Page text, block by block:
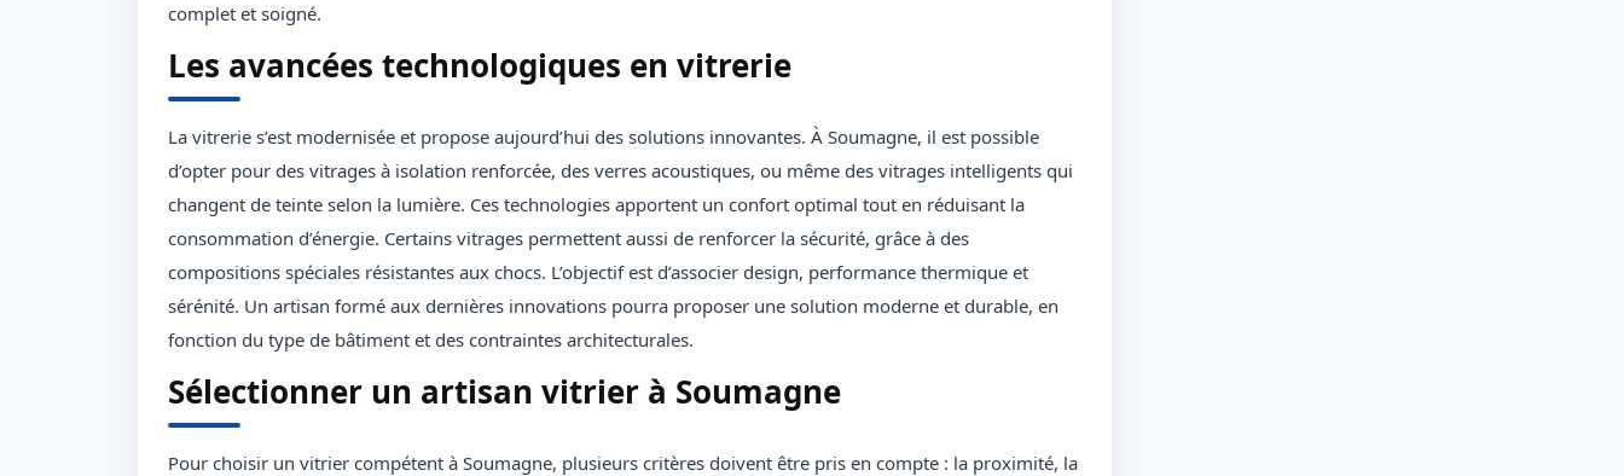
complet et soigné.
Les avancées technologiques en vitrerie
La vitrerie s’est modernisée et propose aujourd’hui des solutions innovantes. À Soumagne, il est possible
d’opter pour des vitrages à isolation renforcée, des verres acoustiques, ou même des vitrages intelligents qui
changent de teinte selon la lumière. Ces technologies apportent un confort optimal tout en réduisant la
consommation d’énergie. Certains vitrages permettent aussi de renforcer la sécurité, grâce à des
compositions spéciales résistantes aux chocs. L’objectif est d’associer design, performance thermique et
sérénité. Un artisan formé aux dernières innovations pourra proposer une solution moderne et durable, en
fonction du type de bâtiment et des contraintes architecturales.
Sélectionner un artisan vitrier à Soumagne
Pour choisir un vitrier compétent à Soumagne, plusieurs critères doivent être pris en compte : la proximité, la